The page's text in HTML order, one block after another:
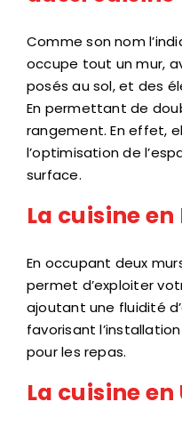
occupe tout un mur,
posés au sol, et des
En permettant de
rangement. En effet,
l’optimisation de
surface.
La cuisine en
permet d’exploiter
ajoutant une fluidité
favorisant
pour les repas.
La cuisine en